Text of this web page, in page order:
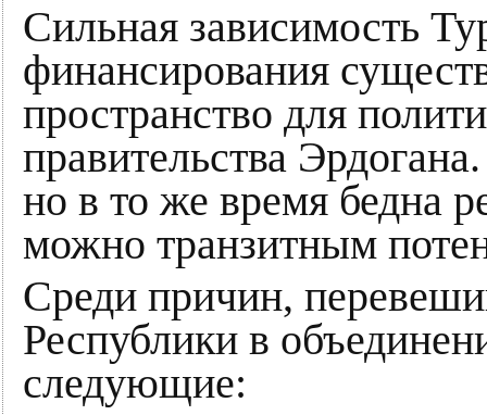
Сильная зависимость
финансирования
пространство для
правительства
но в то же время бедна
можно транзитным
Среди причин,
Республики в
следующие: